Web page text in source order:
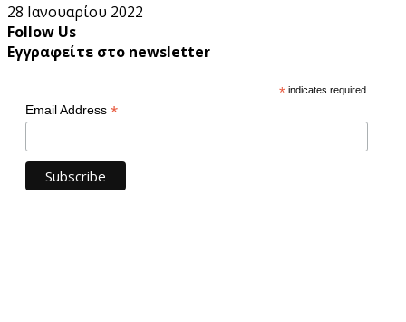
28 Ιανουαρίου 2022
Follow Us
Εγγραφείτε στο newsletter
* indicates required
Email Address *